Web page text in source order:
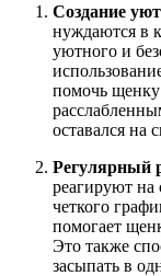
Создание
нуждаются в
уютного и
помочь
оставался на
Регулярный
реагируют на
четкого
помогает
Это также
засыпать в